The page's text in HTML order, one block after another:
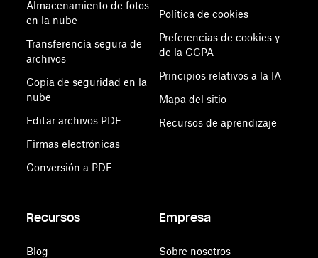
Almacenamiento de fotos
en la nube
Transferencia segura de
archivos
Copia de seguridad en la
nube
Editar archivos PDF
Firmas electrónicas
Conversión a PDF
Política de cookies
Preferencias de cookies y
de la CCPA
Principios relativos a la IA
Mapa del sitio
Recursos de aprendizaje
Recursos
Blog
Empresa
Sobre nosotros